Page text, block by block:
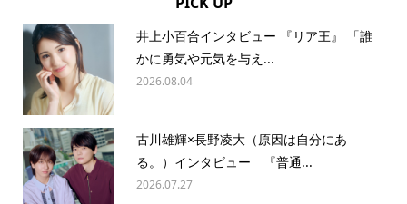
井上小百合インタビュー 『リア王』 「誰
かに勇気や元気を与え...
2026.08.04
古川雄輝×長野凌大（原因は自分にあ
る。）インタビュー 『普通...
2026.07.27